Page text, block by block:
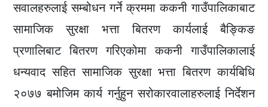
सवालहरुलाई सम्बोधन गर्ने क्रममा ककनी गाउँपालिकाबाट
सामाजिक सुरक्षा भत्ता बितरण कार्यलाई बैङ्किङ
प्रणालिबाट बितरण गरिएकोमा ककनी गाउँपालिकालाई
धन्यवाद सहित सामाजिक सुरक्षा भत्ता बितरण कार्यबिधि
२०७७ बमोजिम कार्य गर्नुहुन सरोकारवालाहरुलाई निर्देशन